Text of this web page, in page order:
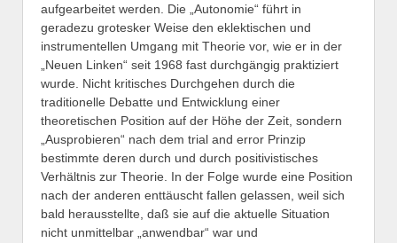
aufgearbeitet werden. Die „Autonomie“ führt in
geradezu grotesker Weise den eklektischen und
instrumentellen Umgang mit Theorie vor, wie er in der
„Neuen Linken“ seit 1968 fast durchgängig praktiziert
wurde. Nicht kritisches Durchgehen durch die
traditionelle Debatte und Entwicklung einer
theoretischen Position auf der Höhe der Zeit, sondern
„Ausprobieren“ nach dem trial and error Prinzip
bestimmte deren durch und durch positivistisches
Verhältnis zur Theorie. In der Folge wurde eine Position
nach der anderen enttäuscht fallen gelassen, weil sich
bald herausstellte, daß sie auf die aktuelle Situation
nicht unmittelbar „anwendbar“ war und